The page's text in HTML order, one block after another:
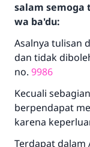
salam semoga
wa ba'du:
Asalnya tulisan
dan tidak
no. 9986
Kecuali
berpendapat
karena
Terdapat dalam